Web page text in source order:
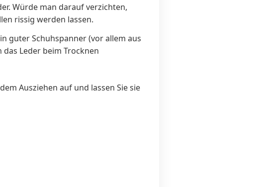
Würde man darauf verzichten,
rissig werden lassen.
guter Schuhspanner (vor allem aus
Leder beim Trocknen
Ausziehen auf und lassen Sie sie